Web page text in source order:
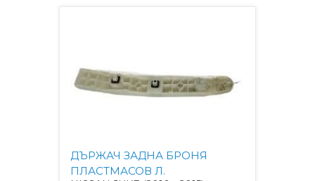
ДЪРЖАЧ ЗАДНА БРОНЯ
ПЛАСТМАСОВ Л.